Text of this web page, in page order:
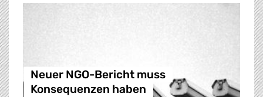
Neuer NGO-Bericht muss
Konsequenzen haben